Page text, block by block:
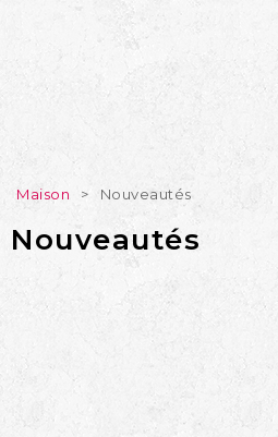
Maison > Nouveautés
Nouveautés